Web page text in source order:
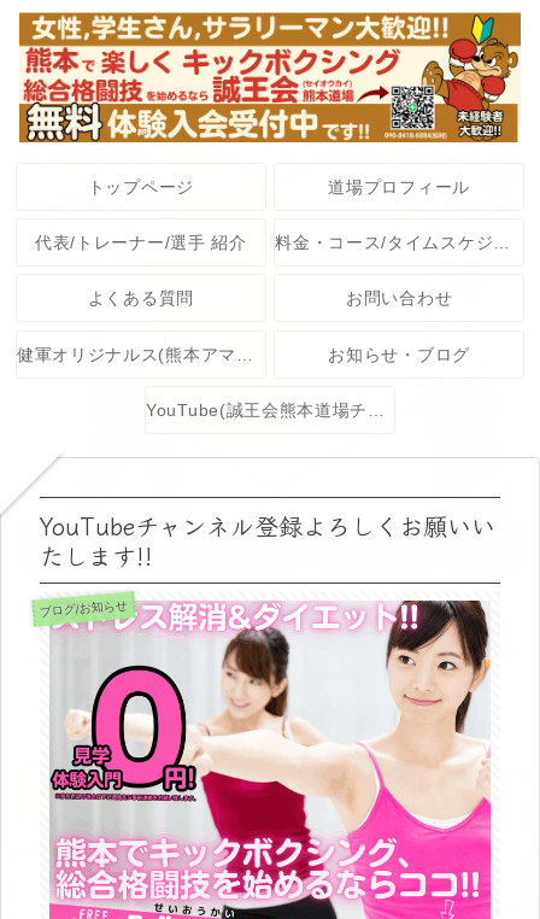
トップページ 道場プロフィール
代表/トレーナー/選手 紹介
よくある質問 お問い合わせ
お知らせ・ブログ
YouTube(誠王会熊本道場チャンネル)
YouTubeチャンネル登録よろしくお願いい
たします!!
ブログ/お知らせ